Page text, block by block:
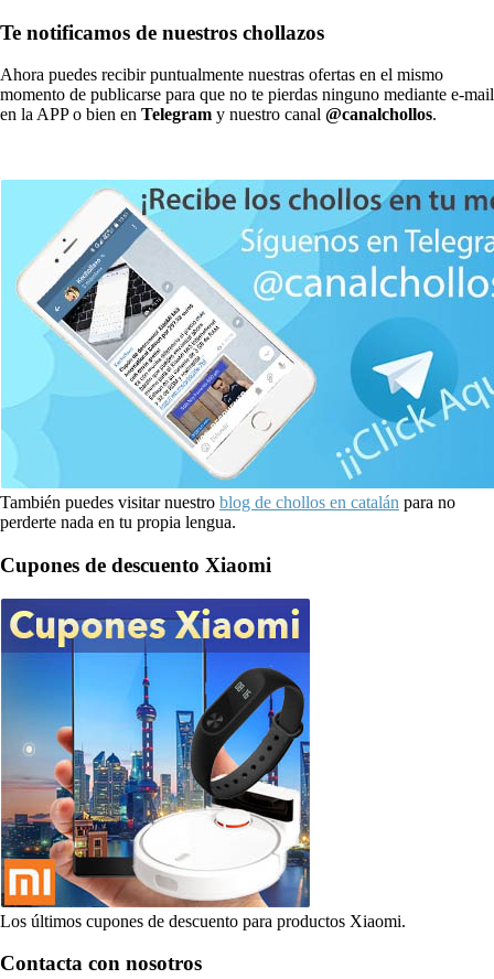
Te notificamos de nuestros chollazos
Ahora puedes recibir puntualmente nuestras ofertas en el mismo
momento de publicarse para que no te pierdas ninguno mediante e-mail
en la APP o bien en Telegram y nuestro canal @canalchollos.
También puedes visitar nuestro blog de chollos en catalán para no
perderte nada en tu propia lengua.
Cupones de descuento Xiaomi
Los últimos cupones de descuento para productos Xiaomi.
Contacta con nosotros